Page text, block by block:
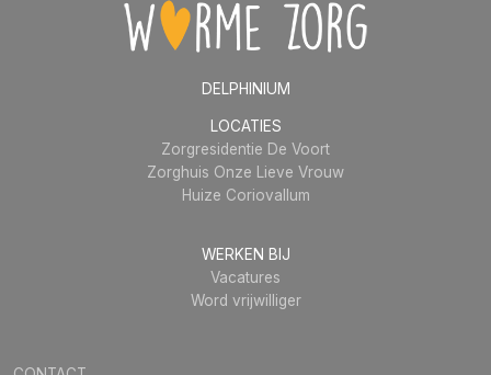
DELPHINIUM
LOCATIES
Zorgresidentie De Voort
Zorghuis Onze Lieve Vrouw
Huize Coriovallum
WERKEN BIJ
Vacatures
Word vrijwilliger